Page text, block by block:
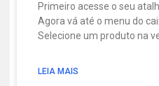
Primeiro acesse o seu
Agora vá até o menu do
Selecione um produto na
LEIA MAIS